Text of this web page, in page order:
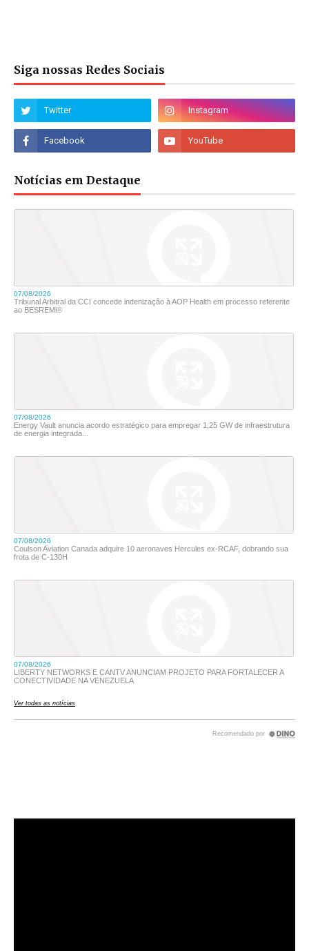
Siga nossas Redes Sociais
Notícias em Destaque